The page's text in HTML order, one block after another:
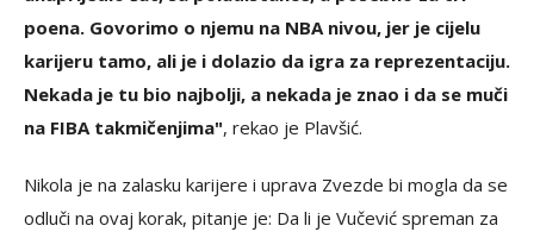
poena. Govorimo o njemu na NBA nivou, jer je cijelu
karijeru tamo, ali je i dolazio da igra za reprezentaciju.
Nekada je tu bio najbolji, a nekada je znao i da se muči
na FIBA takmičenjima", rekao je Plavšić.
Nikola je na zalasku karijere i uprava Zvezde bi mogla da se
odluči na ovaj korak, pitanje je: Da li je Vučević spreman za